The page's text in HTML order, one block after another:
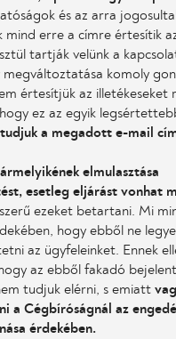
és az arra
mind erre a címre értesítik
tartják velünk a
megváltoztatása komoly
értesítjük az illetékeseket
ez az egyik
a megadott e-mail
elmulasztása
esetleg eljárást vonhat
ezeket betartani. Mi
hogy ebből ne
az ügyfeleinket. Ennek
az ebből fakadó
tudjuk elérni, s emiatt
a Cégbíróságnál az
érdekében.